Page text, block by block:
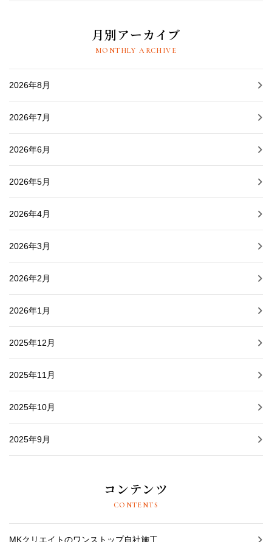
月別アーカイブ
MONTHLY ARCHIVE
2026年8月
2026年7月
2026年6月
2026年5月
2026年4月
2026年3月
2026年2月
2026年1月
2025年12月
2025年11月
2025年10月
2025年9月
コンテンツ
CONTENTS
MKクリエイトのワンストップ自社施工